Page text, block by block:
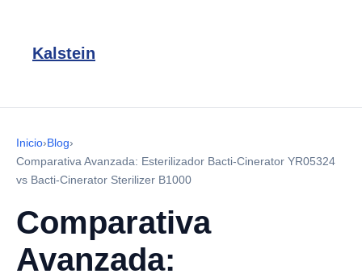
Kalstein
Inicio›Blog›
Comparativa Avanzada: Esterilizador Bacti-Cinerator YR05324
vs Bacti-Cinerator Sterilizer B1000
Comparativa
Avanzada: